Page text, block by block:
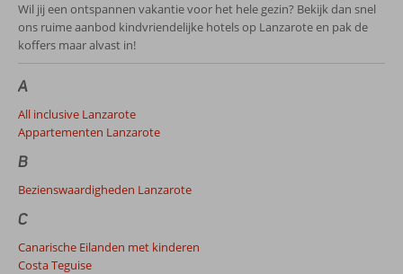
Wil jij een ontspannen vakantie voor het hele gezin? Bekijk dan snel
ons ruime aanbod kindvriendelijke hotels op Lanzarote en pak de
koffers maar alvast in!
A
All inclusive Lanzarote
Appartementen Lanzarote
B
Bezienswaardigheden Lanzarote
C
Canarische Eilanden met kinderen
Costa Teguise